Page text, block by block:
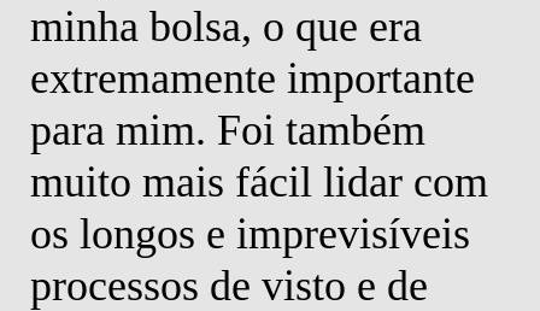
minha bolsa, o que era
extremamente importante
para mim. Foi também
muito mais fácil lidar com
os longos e imprevisíveis
processos de visto e de